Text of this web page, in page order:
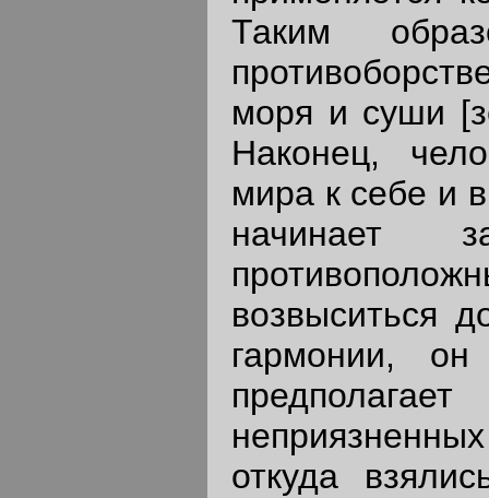
Таким
моря и суши
Наконец,
мира к себе и
начинает
возвыситься
гармонии,
откуда